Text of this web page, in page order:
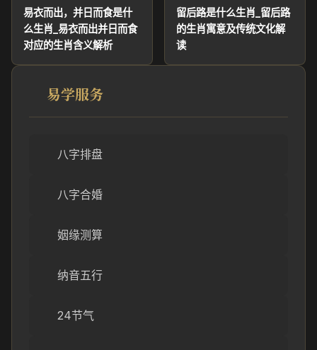
易衣而出，并日而食是什
么生肖_易衣而出并日而食
对应的生肖含义解析
留后路是什么生肖_留后路
的生肖寓意及传统文化解
读
易学服务
八字排盘
八字合婚
姻缘测算
纳音五行
24节气